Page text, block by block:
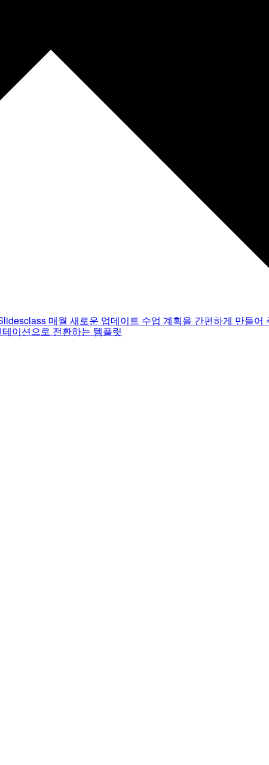
매월 새로운 업데이트 수업 계획을 간편하게 만들어
이션으로 전환하는 템플릿